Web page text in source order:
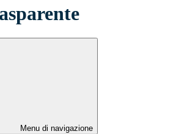
Menu di navigazione